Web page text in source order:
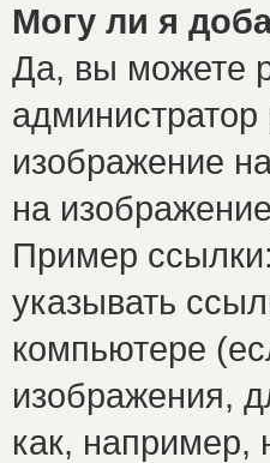
Могу ли я
Да, вы можете
изображение
на
Пример
указывать
компьютере
изображения,
как,